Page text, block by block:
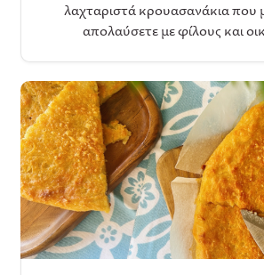
λαχταριστά κρουασανάκια που
απολαύσετε με φίλους και